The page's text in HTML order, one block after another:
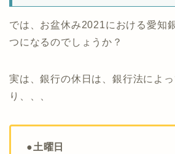
では、お盆休み2021における愛知
つになるのでしょうか？
実は、銀行の休日は、銀行法によ
り、、、
●土曜日